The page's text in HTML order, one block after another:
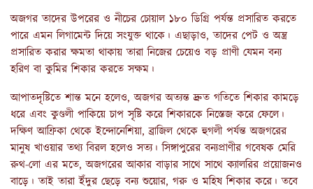
অজগর তাদের উপরের ও নীচের চোয়াল ১৮০ ডিগ্রি পর্যন্ত প্রসারিত করতে
পারে এমন লিগামেন্ট দিয়ে সংযুক্ত থাকে। এছাড়াও, তাদের পেট ও অন্ত্র
প্রসারিত করার ক্ষমতা থাকায় তারা নিজের চেয়েও বড় প্রাণী যেমন বন্য
হরিণ বা কুমির শিকার করতে সক্ষম।
আপাতদৃষ্টিতে শান্ত মনে হলেও, অজগর অত্যন্ত দ্রুত গতিতে শিকার কামড়ে
ধরে এবং কুণ্ডলী পাকিয়ে চাপ সৃষ্টি করে শিকারকে নিস্তেজ করে ফেলে।
দক্ষিণ আফ্রিকা থেকে ইন্দোনেশিয়া, ব্রাজিল থেকে হুগলী পর্যন্ত অজগরের
মানুষ খাওয়ার তথ্য বিরল হলেও সত্য। সিঙ্গাপুরের বন্যপ্রাণীর গবেষক মেরি
রুথ-লো এর মতে, অজগরের আকার বাড়ার সাথে সাথে ক্যালরির প্রয়োজনও
বাড়ে। তাই তারা ইঁদুর ছেড়ে বন্য শুয়োর, গরু ও মহিষ শিকার করে। তবে